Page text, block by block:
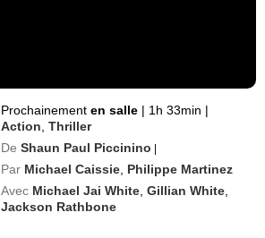
Prochainementen salle | 1h 33min |
Action ,Thriller
De Shaun Paul Piccinino |
Par Michael Caissie Philippe Martinez
Avec Michael Jai White ,Gillian White
Jackson Rathbone